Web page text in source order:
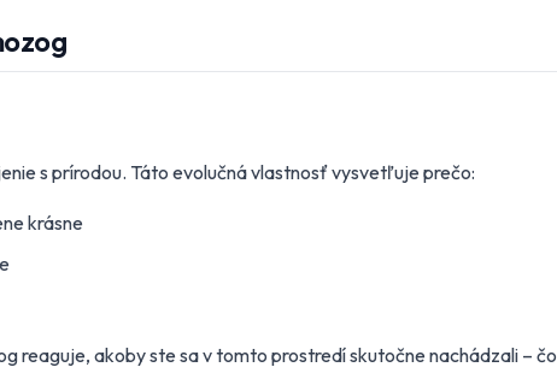
s prírodou. Táto evolučná vlastnosť vysvetľuje prečo:
krásne
reaguje, akoby ste sa v tomto prostredí skutočne nachádzali – čo